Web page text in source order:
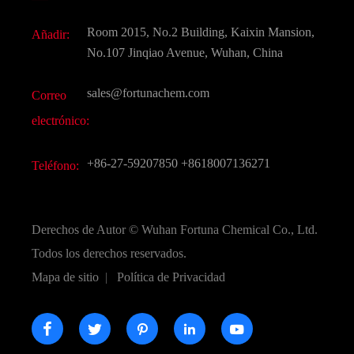
Sabores y fragancias
CAS químico
Todos los productos químicos finos
Preguntas frecuentes (FAQ)
Añadir:
Room 2015, No.2 Building, Kaixin Mansion,
No.107 Jinqiao Avenue, Wuhan, China
Correo
electrónico:
sales@fortunachem.com
Teléfono: +86-27-59207850 +8618007136271
Derechos de Autor © Wuhan Fortuna Chemical Co., Ltd.
Todos los derechos reservados.
Mapa de sitio | Política de Privacidad
    